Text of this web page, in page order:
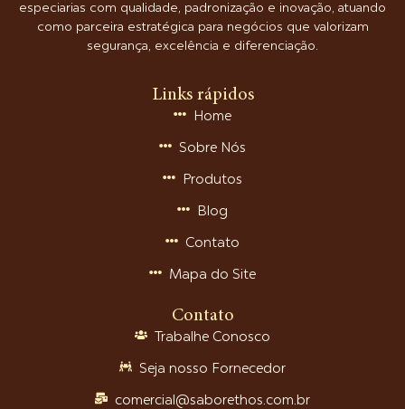
especiarias com qualidade, padronização e inovação, atuando
como parceira estratégica para negócios que valorizam
segurança, excelência e diferenciação.
Links rápidos
Home
Sobre Nós
Produtos
Blog
Contato
Mapa do Site
Contato
Trabalhe Conosco
Seja nosso Fornecedor
comercial@saborethos.com.br